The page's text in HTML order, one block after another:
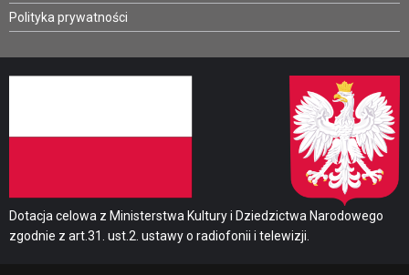
Polityka prywatności
Dotacja celowa z Ministerstwa Kultury i Dziedzictwa Narodowego
zgodnie z art.31. ust.2. ustawy o radiofonii i telewizji.